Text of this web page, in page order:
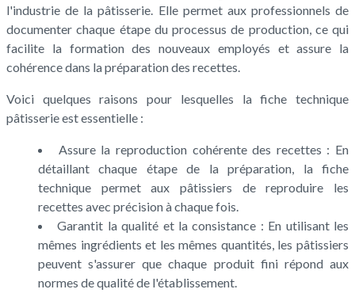
l'industrie de la pâtisserie. Elle permet aux professionnels de
documenter chaque étape du processus de production, ce qui
facilite la formation des nouveaux employés et assure la
cohérence dans la préparation des recettes.
Voici quelques raisons pour lesquelles la fiche technique
pâtisserie est essentielle :
Assure la reproduction cohérente des recettes : En
détaillant chaque étape de la préparation, la fiche
technique permet aux pâtissiers de reproduire les
recettes avec précision à chaque fois.
Garantit la qualité et la consistance : En utilisant les
mêmes ingrédients et les mêmes quantités, les pâtissiers
peuvent s'assurer que chaque produit fini répond aux
normes de qualité de l'établissement.